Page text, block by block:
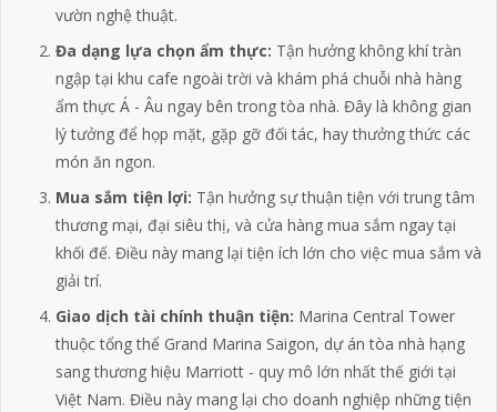
vườn nghệ thuật.
Đa dạng lựa chọn ẩm thực: Tận hưởng không khí tràn
ngập tại khu cafe ngoài trời và khám phá chuỗi nhà hàng
ẩm thực Á - Âu ngay bên trong tòa nhà. Đây là không gian
lý tưởng để họp mặt, gặp gỡ đối tác, hay thưởng thức các
món ăn ngon.
Mua sắm tiện lợi: Tận hưởng sự thuận tiện với trung tâm
thương mại, đại siêu thị, và cửa hàng mua sắm ngay tại
khối đế. Điều này mang lại tiện ích lớn cho việc mua sắm và
giải trí.
Giao dịch tài chính thuận tiện: Marina Central Tower
thuộc tổng thể Grand Marina Saigon, dự án tòa nhà hạng
sang thương hiệu Marriott - quy mô lớn nhất thế giới tại
Việt Nam. Điều này mang lại cho doanh nghiệp những tiện